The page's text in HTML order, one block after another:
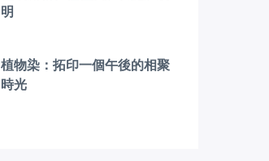
明
植物染：拓印一個午後的相聚
時光